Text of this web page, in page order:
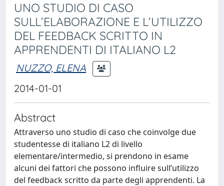
UNO STUDIO DI CASO
SULL’ELABORAZIONE E L’UTILIZZO
DEL FEEDBACK SCRITTO IN
APPRENDENTI DI ITALIANO L2
NUZZO, ELENA
2014-01-01
Abstract
Attraverso uno studio di caso che coinvolge due
studentesse di italiano L2 di livello
elementare/intermedio, si prendono in esame
alcuni dei fattori che possono influire sull’utilizzo
del feedback scritto da parte degli apprendenti. La